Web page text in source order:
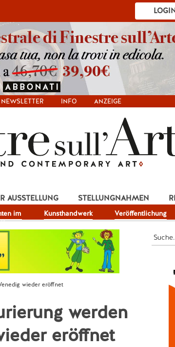
NEWSLETTER INFO ANZEIGE
im
Kunsthandwerk Veröffentlichung
AUSSTELLUNG STELLUNGNAHMEN
wieder eröffnet
werden
eröffnet